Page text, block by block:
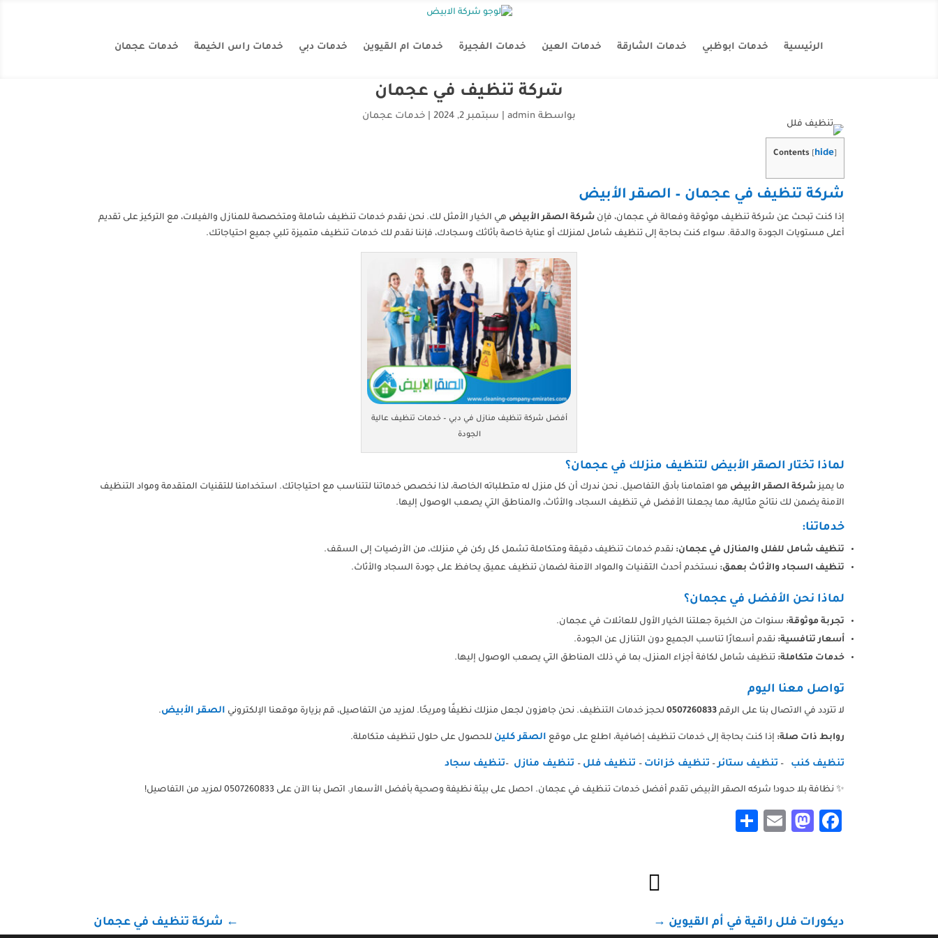
الرئيسية خدمات ابوظبي خدمات الشارقة خدمات العين خدمات الفجيرة خدمات ام القيوين خدمات دبي خدمات راس الخيمة خدمات عجمان
شركة تنظيف في عجمان
بواسطة admin سبتمبر 2, 2024 خدمات عجمان
Contents hide]
شركة تنظيف في عجمان – الصقر الأبيض
إذا كنت تبحث عن شركة تنظيف موثوقة وفعالة في عجمان، فإنشركة الصقر الأبيض هي الخيار الأمثل لك. نحن نقدم خدمات تنظيف شاملة ومتخصصة للمنازل والفيلات، مع التركيز على تقديم
أعلى مستويات الجودة والدقة. سواء كنت بحاجة إلى تنظيف شامل لمنزلك أو عناية خاصة بأثاثك وسجادك، فإننا نقدم لك خدمات تنظيف متميزة تلبي جميع احتياجاتك.
أفضل شركة تنظيف منازل في دبي – خدمات تنظيف عالية
الجودة
لماذا تختار الصقر الأبيض لتنظيف منزلك في عجمان؟
ما يميزشركة الصقر الأبيض هو اهتمامنا بأدق التفاصيل. نحن ندرك أن كل منزل له متطلباته الخاصة، لذا نخصص خدماتنا لتتناسب مع احتياجاتك. استخدامنا للتقنيات المتقدمة ومواد التنظيف
الآمنة يضمن لك نتائج مثالية، مما يجعلنا الأفضل في تنظيف السجاد، والأثاث، والمناطق التي يصعب الوصول إليها.
خدماتنا:
تنظيف شامل للفلل والمنازل في عجمان: نقدم خدمات تنظيف دقيقة ومتكاملة تشمل كل ركن في منزلك، من الأرضيات إلى السقف.
تنظيف السجاد والأثاث بعمق: نستخدم أحدث التقنيات والمواد الآمنة لضمان تنظيف عميق يحافظ على جودة السجاد والأثاث.
لماذا نحن الأفضل في عجمان؟
تجربة موثوقة: سنوات من الخبرة جعلتنا الخيار الأول للعائلات في عجمان.
أسعار تنافسية: نقدم أسعارًا تناسب الجميع دون التنازل عن الجودة.
خدمات متكاملة: تنظيف شامل لكافة أجزاء المنزل، بما في ذلك المناطق التي يصعب الوصول إليها.
تواصل معنا اليوم
لا تتردد في الاتصال بنا على الرقم0507260833 لحجز خدمات التنظيف. نحن جاهزون لجعل منزلك نظيفًا ومريحًا. لمزيد من التفاصيل، قم بزيارة موقعنا الإلكتروني الصقر الأبيض.
روابط ذات صلة: إذا كنت بحاجة إلى خدمات تنظيف إضافية، اطلع على موقع الصقر كلين للحصول على حلول تنظيف متكاملة.
تنظيف كنب – تنظيف ستائر – تنظيف خزانات – تنظيف فلل – تنظيف منازل –تنظيف سجاد
✨ نظافة بلا حدود! شركه الصقر الأبيض تقدم أفضل خدمات تنظيف في عجمان. احصل على بيئة نظيفة وصحية بأفضل الأسعار. اتصل بنا الآن على 0507260833 لمزيد من التفاصيل!
Facebook
Mastodon
Email

← شركة تنظيف في عجمان ديكورات فلل راقية في أم القيوين →